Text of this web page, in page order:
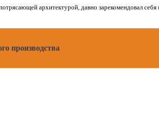
архитектурой, давно зарекомендовал
производства